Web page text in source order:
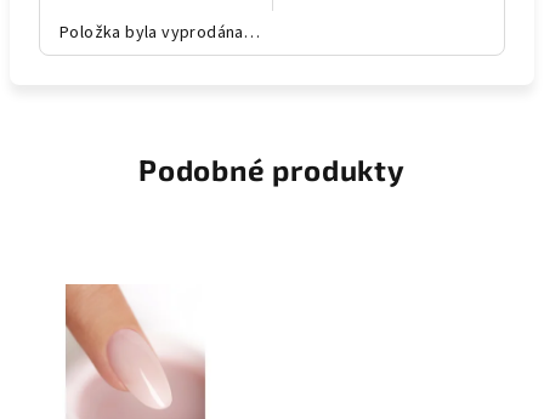
Položka byla vyprodána…
Podobné produkty